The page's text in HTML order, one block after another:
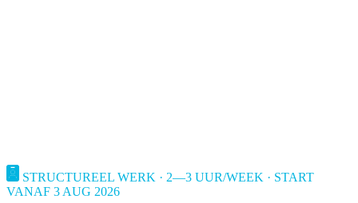
STRUCTUREEL WERK · 2—3 UUR/WEEK · START
VANAF 3 AUG 2026